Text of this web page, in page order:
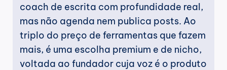
coach de escrita com profundidade real,
mas não agenda nem publica posts. Ao
triplo do preço de ferramentas que fazem
mais, é uma escolha premium e de nicho,
voltada ao fundador cuja voz é o produto